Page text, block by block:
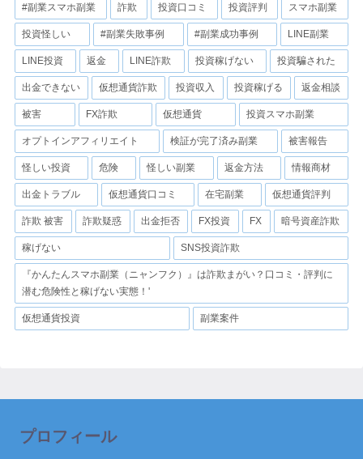
#副業スマホ副業 詐欺 投資口コミ 投資評判 スマホ副業
投資怪しい #副業失敗事例 #副業成功事例 LINE副業
LINE投資 返金 LINE詐欺 投資稼げない 投資騙された
出金できない 仮想通貨詐欺 投資収入 投資稼げる 返金相談
被害 FX詐欺 仮想通貨 投資スマホ副業
オプトインアフィリエイト 検証が完了済み副業 被害報告
怪しい投資 危険 怪しい副業 返金方法 情報商材
出金トラブル 仮想通貨口コミ 在宅副業 仮想通貨評判
詐欺 被害 詐欺疑惑 出金拒否 FX投資 FX 暗号資産詐欺
稼げない SNS投資詐欺
『かんたんスマホ副業（ニャンフク）』は詐欺まがい？口コミ・評判に
潜む危険性と稼げない実態！'
仮想通貨投資 副業案件
プロフィール